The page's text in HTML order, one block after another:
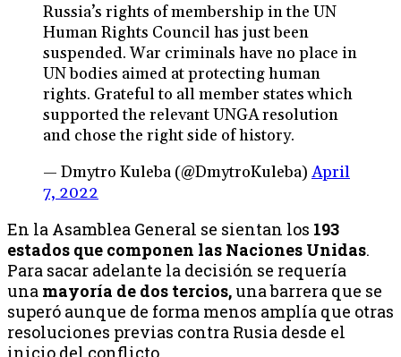
Russia’s rights of membership in the UN
Human Rights Council has just been
suspended. War criminals have no place in
UN bodies aimed at protecting human
rights. Grateful to all member states which
supported the relevant UNGA resolution
and chose the right side of history.
— Dmytro Kuleba (@DmytroKuleba) April
7, 2022
En la Asamblea General se sientan los 193
estados que componen las Naciones Unidas.
Para sacar adelante la decisión se requería
una mayoría de dos tercios,una barrera que se
superó aunque de forma menos amplía que otras
resoluciones previas contra Rusia desde el
inicio del conflicto.